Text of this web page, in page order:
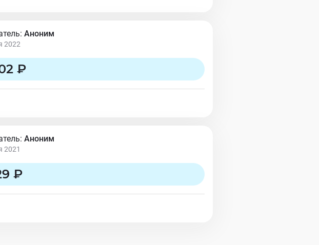
Аноним
2022
₽
Аноним
2021
₽